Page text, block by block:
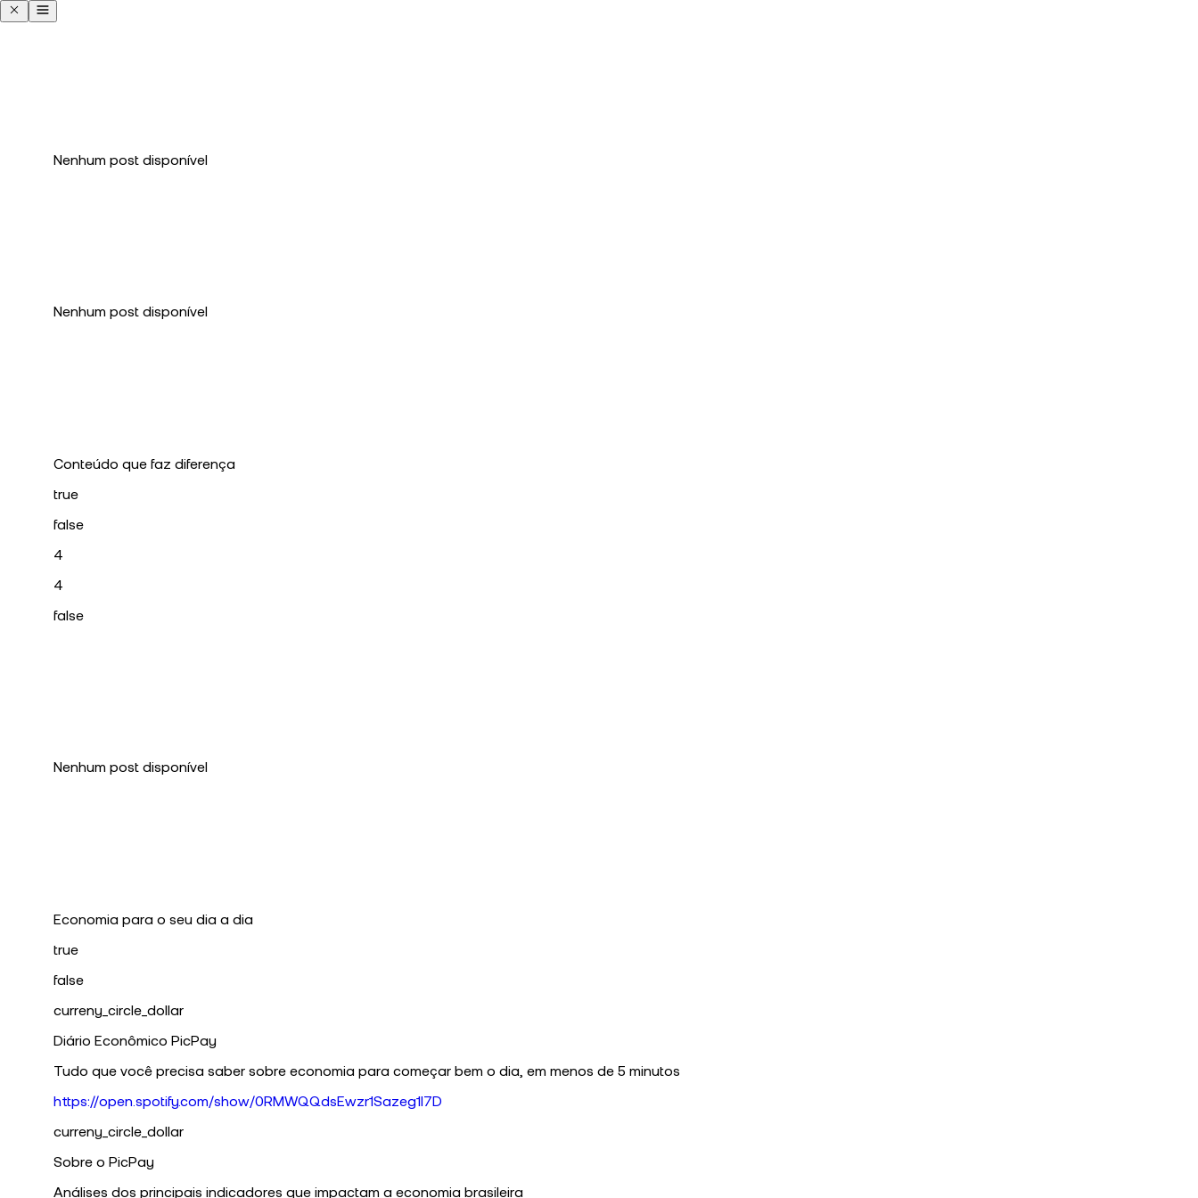
Nenhum post disponível
Nenhum post disponível
Conteúdo que faz diferença
true
false
4
4
false
Nenhum post disponível
Economia para o seu dia a dia
true
false
curreny_circle_dollar
Diário Econômico PicPay
Tudo que você precisa saber sobre economia para começar bem o dia, em menos de 5 minutos
https://open.spotify.com/show/0RMWQQdsEwzr1Sazeg1I7D
curreny_circle_dollar
Sobre o PicPay
Análises dos principais indicadores que impactam a economia brasileira